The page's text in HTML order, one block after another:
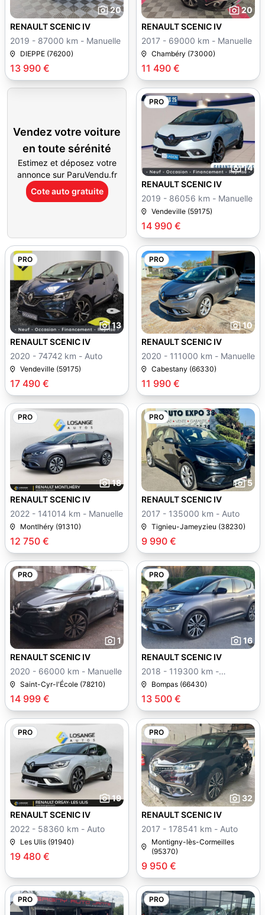
20
13 990 €
RENAULT SCENIC IV
2019 - 87000 km - Manuelle
DIEPPE (76200)
20
11 490 €
RENAULT SCENIC IV
2017 - 69000 km - Manuelle
Chambéry (73000)
Vendez votre voiture
en toute sérénité
Estimez et déposez votre
annonce sur ParuVendu.fr
Cote auto gratuite
PRO
14
14 990 €
RENAULT SCENIC IV
2019 - 86056 km - Manuelle
Vendeville (59175)
PRO
13
17 490 €
RENAULT SCENIC IV
2020 - 74742 km - Auto
Vendeville (59175)
PRO
10
11 990 €
RENAULT SCENIC IV
2020 - 111000 km - Manuelle
Cabestany (66330)
PRO
18
12 750 €
RENAULT SCENIC IV
2022 - 141014 km - Manuelle
Montlhéry (91310)
PRO
5
9 990 €
RENAULT SCENIC IV
2017 - 135000 km - Auto
Tignieu-Jameyzieu (38230)
PRO
1
14 999 €
RENAULT SCENIC IV
2020 - 66000 km - Manuelle
Saint-Cyr-l'École (78210)
PRO
16
13 500 €
RENAULT SCENIC IV
2018 - 119300 km -
Manuelle
Bompas (66430)
PRO
19
19 480 €
RENAULT SCENIC IV
2022 - 58360 km - Auto
Les Ulis (91940)
PRO
32
9 950 €
RENAULT SCENIC IV
2017 - 178541 km - Auto
Montigny-lès-Cormeilles
(95370)
PRO PRO